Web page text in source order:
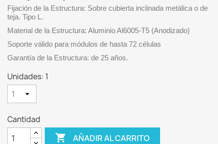
Fijación de la Estructura: Sobre cubierta inclinada metálica o de
teja. Tipo L.
Material de la Estructura: Aluminio Al6005-T5 (Anodizado)
Soporte válido para módulos de hasta 72 células
Garantía de la Estructura: de 25 años.
Unidades: 1
Cantidad
 AÑADIR AL CARRITO